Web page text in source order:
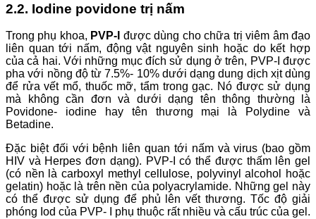
2.2. Iodine povidone trị nấm
Trong phụ khoa, PVP-I được dùng cho chữa trị viêm âm đạo
liên quan tới nấm, động vật nguyên sinh hoặc do kết hợp
của cả hai. Với những mục đích sử dụng ở trên, PVP-I được
pha với nồng độ từ 7.5%- 10% dưới dạng dung dịch xịt dùng
để rửa vết mổ, thuốc mỡ, tẩm trong gạc. Nó được sử dụng
mà không cần đơn và dưới dạng tên thông thường là
Povidone- iodine hay tên thương mại là Polydine và
Betadine.
Đặc biệt đối với bệnh liên quan tới nấm và virus (bao gồm
HIV và Herpes đơn dạng). PVP-I có thể được thấm lên gel
(có nền là carboxyl methyl cellulose, polyvinyl alcohol hoặc
gelatin) hoặc là trên nền của polyacrylamide. Những gel này
có thể được sử dụng để phủ lên vết thương. Tốc độ giải
phóng Iod của PVP- I phụ thuộc rất nhiều và cấu trúc của gel.